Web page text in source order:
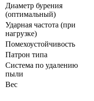
Диаметр бурения
(оптимальный)
Ударная частота (при
нагрузке)
Помехоустойчивость
Патрон типа
Система по удалению
пыли
Вес